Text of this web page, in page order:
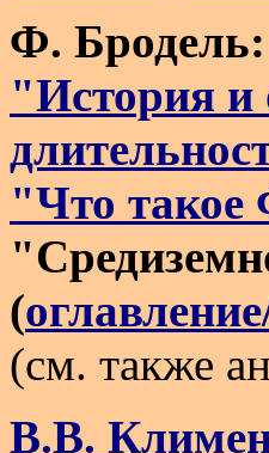
Ф. Бродель:
"История и
"Что
(
(см. также
В.В.